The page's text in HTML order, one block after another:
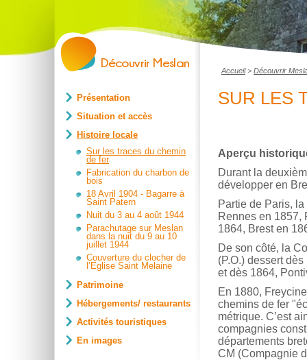
Présentation
Situation et accès
Histoire locale
Sur les traces du chemin
de fer
Fabrication du charbon de
bois
18 Avril 1904 - Bagarre à
Saint Patern
Nuit du 3 au 4 août 1944
Parachutage sur Meslan
dans la nuit du 9 au 10
juillet 1944
Couverture du clocher de
l’Eglise Saint Melaine
Patrimoine
Hébergements/ restaurants
Activités touristiques
En images
Accueil> Découvrir
SUR LES
Aperçu
Durant la
développer en
Partie de Paris,
Rennes en 1857,
1864, Brest en
De son côté, la
(P.O.) dessert
et dès 1864,
En 1880,
chemins de fer
métrique. C’est
compagnies
départements
CM (Compagnie